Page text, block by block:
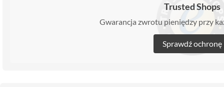
Trusted Shops
Gwarancja zwrotu pieniędzy przy
Sprawdź ochronę